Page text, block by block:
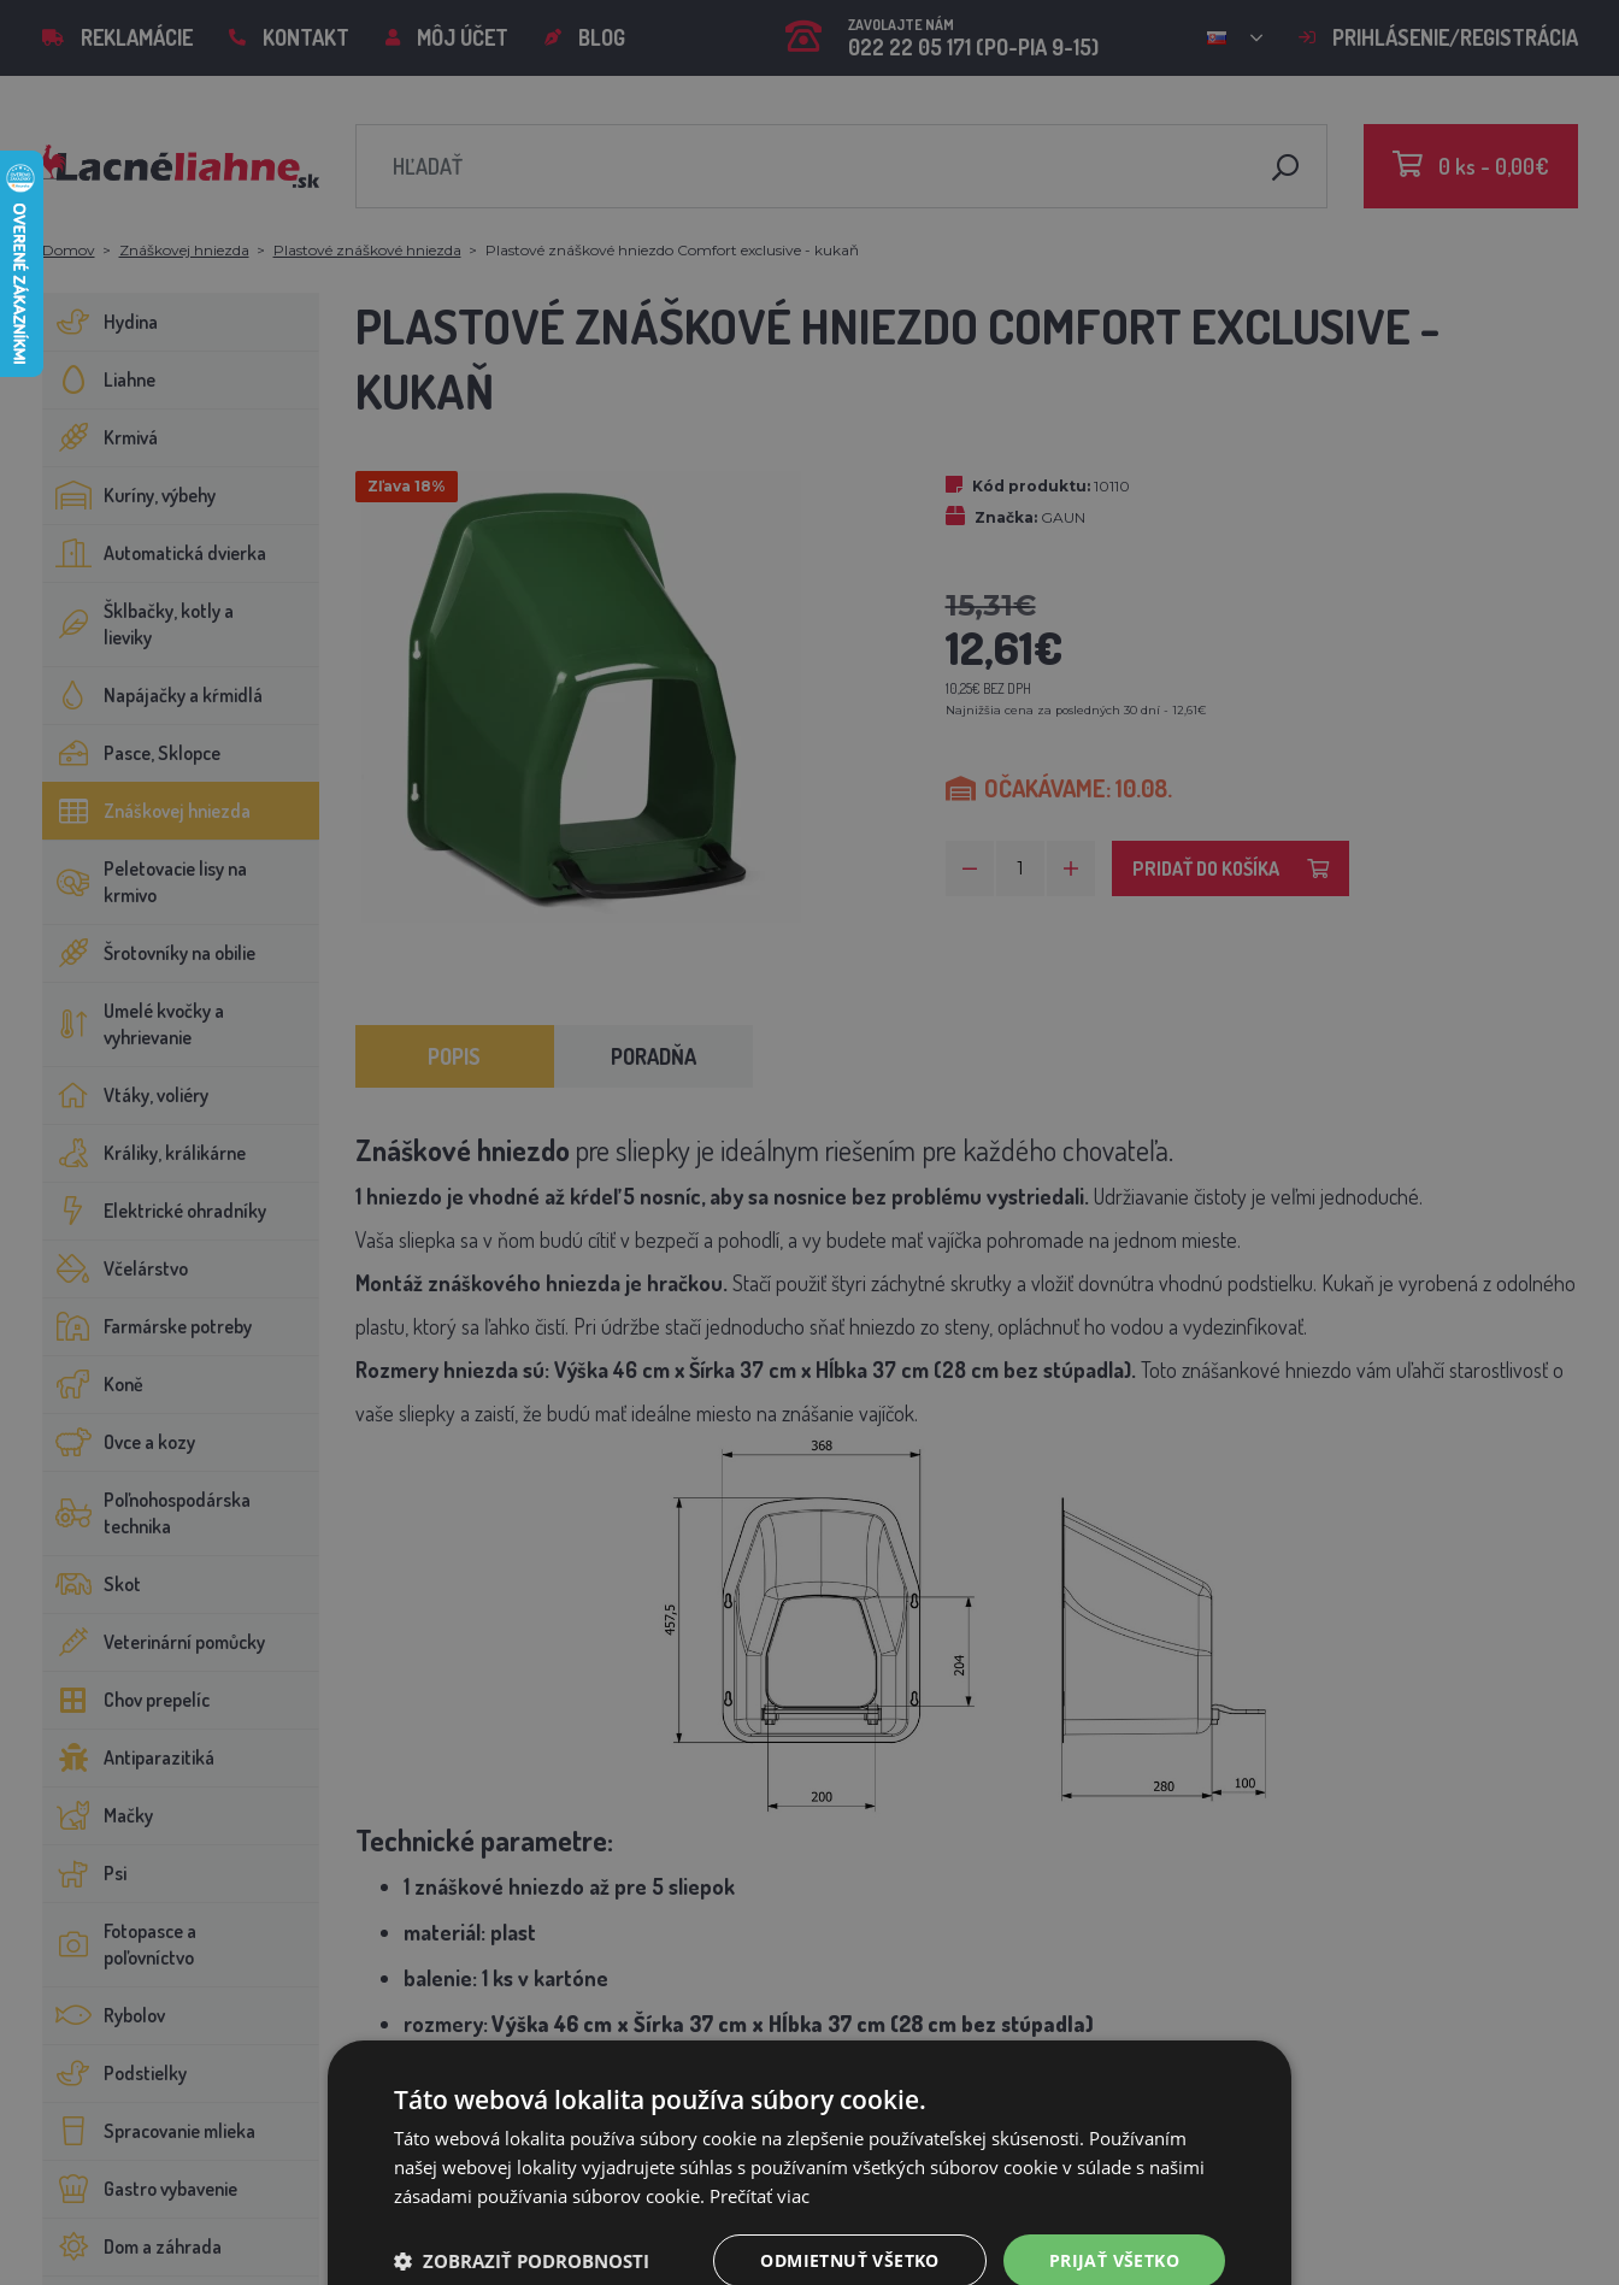
REKLAMÁCIE KONTAKT MÔJ ÚČET BLOG ZAVOLAJTE NÁM
022 22 05 171 (PO-PIA 9-15) PRIHLÁSENIE/REGISTRÁCIA
0 ks - 0,00€
Domov Znáškovej hniezda Plastové znáškové hniezda Plastové znáškové hniezdo Comfort exclusive - kukaň
Hydina
Liahne
Krmivá
Kuríny, výbehy
Automatická dvierka
Šklbačky, kotly a
lieviky
Napájačky a kŕmidlá
Pasce, Sklopce
Znáškovej hniezda
Peletovacie lisy na
krmivo
Šrotovníky na obilie
Umelé kvočky a
vyhrievanie
Vtáky, voliéry
Králiky, králikárne
Elektrické ohradníky
Včelárstvo
Farmárske potreby
Koně
Ovce a kozy
Poľnohospodárska
technika
Skot
Veterinární pomůcky
Chov prepelíc
Antiparazitiká
Mačky
Psi
Fotopasce a
poľovníctvo
Rybolov
Podstielky
Spracovanie mlieka
Gastro vybavenie
Dom a záhrada
PLASTOVÉ ZNÁŠKOVÉ HNIEZDO COMFORT EXCLUSIVE -
KUKAŇ
Zľava 18% Kód produktu: 10110
Značka: GAUN
15,31€
12,61€
10,25€ BEZ DPH
Najnižšia cena za posledných 30 dní - 12,61€
OČAKÁVAME: 10.08.
PRIDAŤ DO KOŠÍKA
POPIS PORADŇA
Znáškové hniezdo pre sliepky je ideálnym riešením pre každého chovateľa.
1 hniezdo je vhodné až kŕdeľ 5 nosníc, aby sa nosnice bez problému vystriedali. Udržiavanie čistoty je veľmi jednoduché.
Vaša sliepka sa v ňom budú cítiť v bezpečí a pohodlí, a vy budete mať vajíčka pohromade na jednom mieste.
Montáž znáškového hniezda je hračkou. Stačí použiť štyri záchytné skrutky a vložiť dovnútra vhodnú podstielku. Kukaň je vyrobená z odolného
plastu, ktorý sa ľahko čistí. Pri údržbe stačí jednoducho sňať hniezdo zo steny, opláchnuť ho vodou a vydezinfikovať.
Rozmery hniezda sú: Výška 46 cm x Šírka 37 cm x Hĺbka 37 cm (28 cm bez stúpadla). Toto znášankové hniezdo vám uľahčí starostlivosť o
vaše sliepky a zaistí, že budú mať ideálne miesto na znášanie vajíčok.
Technické parametre:
1 znáškové hniezdo až pre 5 sliepok
materiál: plast
balenie: 1 ks v kartóne
rozmery:Výška 46 cm x Šírka 37 cm x Hĺbka 37 cm (28 cm bez stúpadla)
Táto webová lokalita používa súbory cookie.
Táto webová lokalita používa súbory cookie na zlepšenie používateľskej skúsenosti. Používaním
našej webovej lokality vyjadrujete súhlas s používaním všetkých súborov cookie v súlade s našimi
zásadami používania súborov cookie. Prečítať viac
PRIJAŤ VŠETKO
ODMIETNUŤ VŠETKO
ZOBRAZIŤ PODROBNOSTI